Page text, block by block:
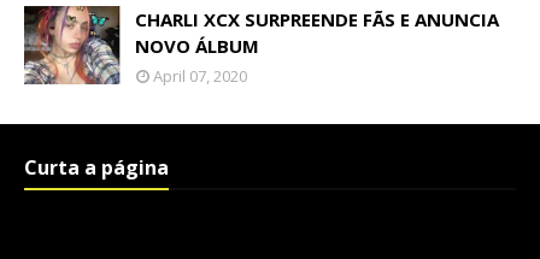
CHARLI XCX SURPREENDE FÃS E ANUNCIA
NOVO ÁLBUM
April 07, 2020
Curta a página